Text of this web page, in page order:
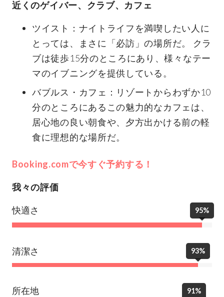
近くのゲイバー、クラブ、カフェ
ツイスト：ナイトライフを満喫したい人に
とっては、まさに「必訪」の場所だ。 クラ
ブは徒歩15分のところにあり、様々なテー
マのイブニングを提供している。
バブルス・カフェ：リゾートからわずか10
分のところにあるこの魅力的なカフェは、
居心地の良い朝食や、夕方出かける前の軽
食に理想的な場所だ。
Booking.comで今すぐ予約する！
我々の評価
快適さ 95%
清潔さ 93%
所在地 91%